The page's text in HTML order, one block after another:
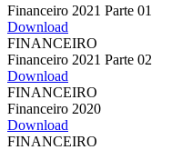
Financeiro 2021 Parte 01
Download
FINANCEIRO
Financeiro 2021 Parte 02
Download
FINANCEIRO
Financeiro 2020
Download
FINANCEIRO